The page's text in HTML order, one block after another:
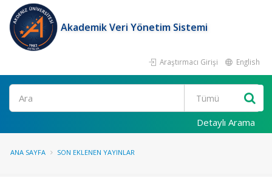
Akademik Veri Yönetim Sistemi
Araştırmacı Girişi English
Ara
Detaylı Arama
ANA SAYFA SON EKLENEN YAYINLAR